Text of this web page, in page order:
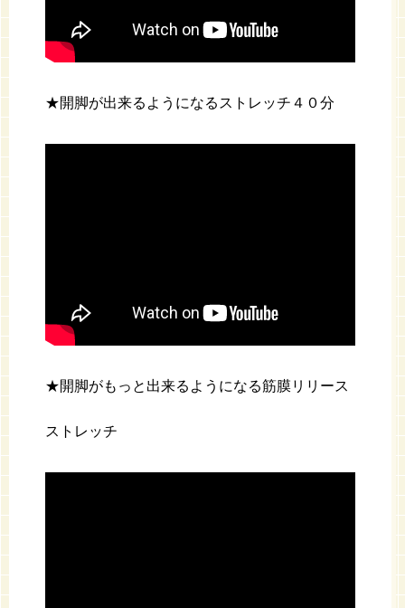
★開脚が出来るようになるストレッチ４０分
★開脚がもっと出来るようになる筋膜リリース
ストレッチ